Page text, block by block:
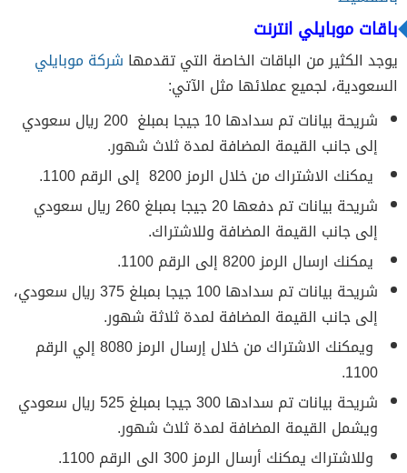
باقات موبايلي انترنت
يوجد الكثير من الباقات الخاصة التي تقدمها شركة موبايلي
السعودية، لجميع عملائها مثل الآتي:
شريحة بيانات تم سدادها 10 جيجا بمبلغ 200 ريال سعودي
إلى جانب القيمة المضافة لمدة ثلاث شهور.
يمكنك الاشتراك من خلال الرمز 8200 إلى الرقم 1100.
شريحة بيانات تم دفعها 20 جيجا بمبلغ 260 ريال سعودي
إلى جانب القيمة المضافة وللاشتراك.
يمكنك ارسال الرمز 8200 إلى الرقم 1100.
شريحة بيانات تم سدادها 100 جيجا بمبلغ 375 ريال سعودي،
إلى جانب القيمة المضافة لمدة ثلاثة شهور.
ويمكنك الاشتراك من خلال إرسال الرمز 8080 إلي الرقم
1100.
شريحة بيانات تم سدادها 300 جيجا بمبلغ 525 ريال سعودي
ويشمل القيمة المضافة لمدة ثلاث شهور.
وللاشتراك يمكنك أرسال الرمز 300 الى الرقم 1100.